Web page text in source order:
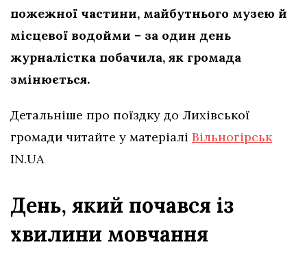
пожежної частини, майбутнього музею й
місцевої водойми – за один день
журналістка побачила, як громада
змінюється.
Детальніше про поїздку до Лихівської
громади читайте у матеріалі Вільногірськ
IN.UA
День, який почався із
хвилини мовчання